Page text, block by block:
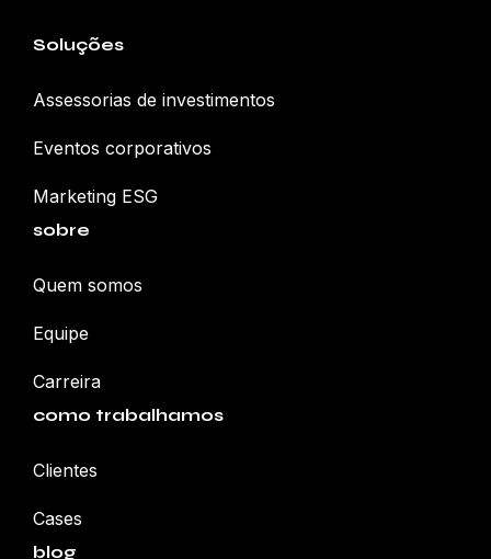
Soluções
Assessorias de investimentos
Eventos corporativos
Marketing ESG
sobre
Quem somos
Equipe
Carreira
como trabalhamos
Clientes
Cases
blog